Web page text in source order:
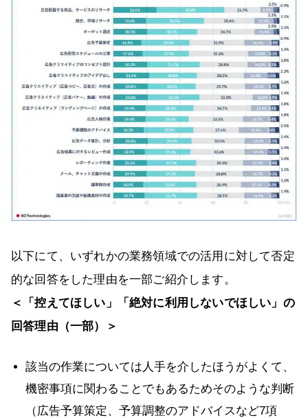
以下にて、いずれかの業務領域での活用に対して否定
的な回答をした理由を一部ご紹介します。
＜「控えてほしい」「絶対に利用しないでほしい」の
回答理由（一部）＞
該当の作業については人手を介したほうがよくて、
機密事項に関わることでもあるためそのような判断
（広告予算策定、予算調整のアドバイスなど7項